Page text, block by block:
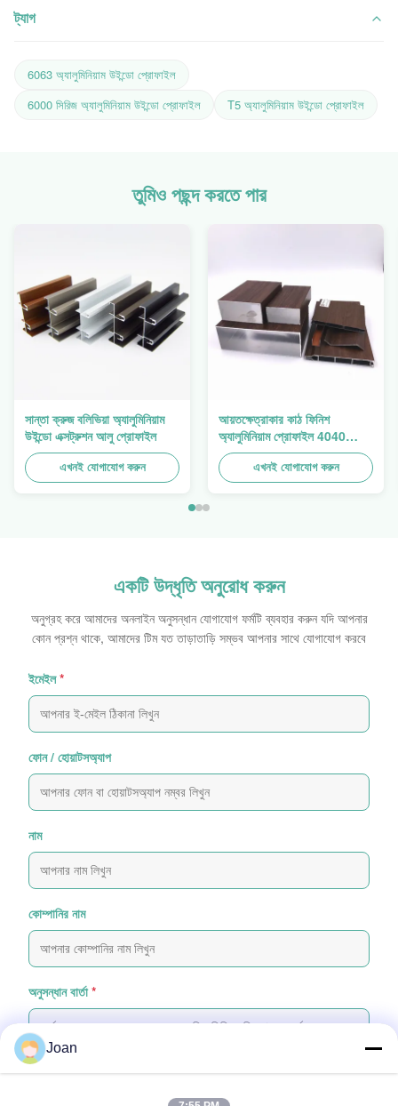
ট্যাগ
6063 অ্যালুমিনিয়াম উইন্ডো প্রোফাইল
6000 সিরিজ অ্যালুমিনিয়াম উইন্ডো প্রোফাইল
T5 অ্যালুমিনিয়াম উইন্ডো প্রোফাইল
তুমিও পছন্দ করতে পার
সান্তা ক্রুজ বলিভিয়া অ্যালুমিনিয়াম
উইন্ডো এক্সট্রুশন আলু প্রোফাইল
এখনই যোগাযোগ করুন
আয়তক্ষেত্রাকার কাঠ ফিনিশ
অ্যালুমিনিয়াম প্রোফাইল 4040
অ্যালুমিনিয়াম এক্সট্রুশন প্রোফাইল
এখনই যোগাযোগ করুন
একটি উদ্ধৃতি অনুরোধ করুন
অনুগ্রহ করে আমাদের অনলাইন অনুসন্ধান যোগাযোগ ফর্মটি ব্যবহার করুন যদি আপনার
কোন প্রশ্ন থাকে, আমাদের টিম যত তাড়াতাড়ি সম্ভব আপনার সাথে যোগাযোগ করবে
ইমেইল *
ফোন / হোয়াটসঅ্যাপ
নাম
কোম্পানির নাম
অনুসন্ধান বার্তা *
Joan